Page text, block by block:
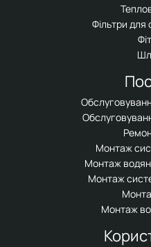
Фільтри
Монтаж
Монтаж
Монтаж
Монтаж